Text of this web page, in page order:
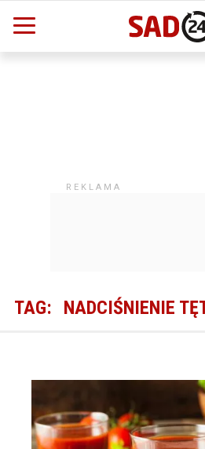
TAG: NADCIŚNIENIE